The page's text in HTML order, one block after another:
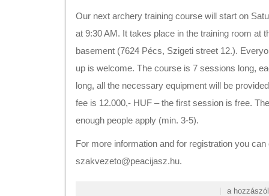
Our next archery training course will start on
at 9:30 AM. It takes place in the training room at
basement (7624 Pécs, Szigeti street 12.).
up is welcome. The course is 7 sessions long,
long, all the necessary equipment will be
fee is 12.000,- HUF – the first session is free.
enough people apply (min. 3-5).
For more information and for registration you
szakvezeto@peacijasz.hu.
Íjász
a